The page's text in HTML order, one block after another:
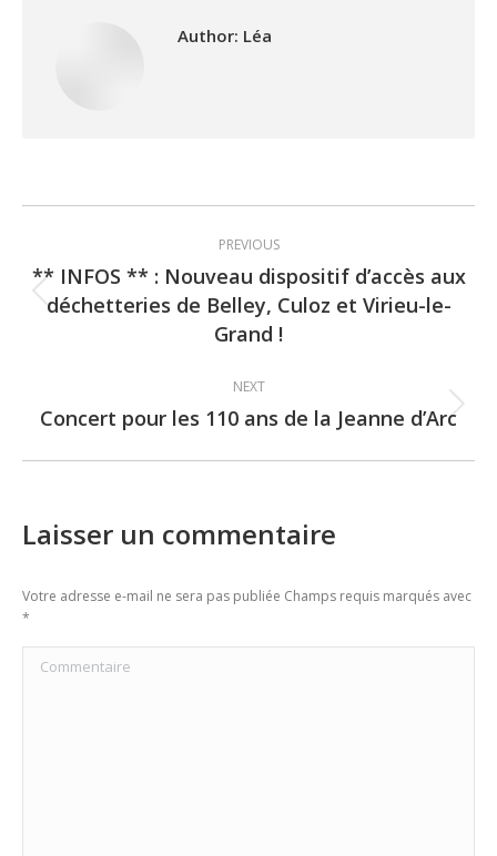
Author: Léa
navigation
PREVIOUS
Previous
post:
** INFOS ** : Nouveau dispositif d’accès aux
déchetteries de Belley, Culoz et Virieu-le-
Grand !
NEXT
Next
Concert pour les 110 ans de la Jeanne d’Arc
Laisser un commentaire
Votre adresse e-mail ne sera pas publiée Champs requis marqués avec
*
Commentaire